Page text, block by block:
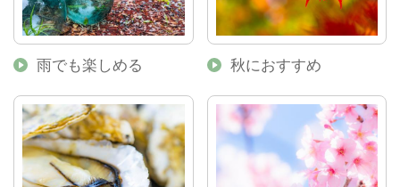
雨でも楽しめる 秋におすすめ